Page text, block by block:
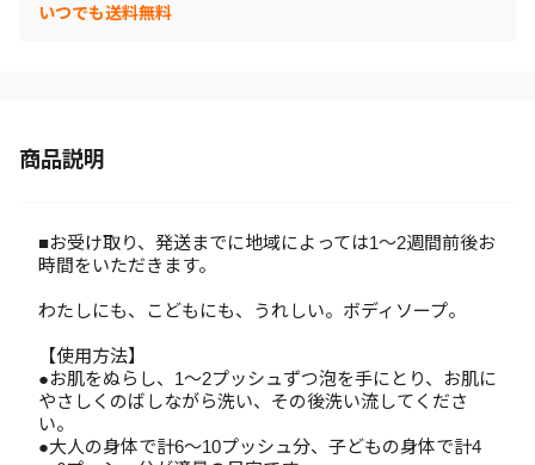
いつでも送料無料
商品説明
■お受け取り、発送までに地域によっては1～2週間前後お
時間をいただきます。
わたしにも、こどもにも、うれしい。ボディソープ。
【使用方法】
●お肌をぬらし、1～2プッシュずつ泡を手にとり、お肌に
やさしくのばしながら洗い、その後洗い流してくださ
い。
●大人の身体で計6～10プッシュ分、子どもの身体で計4